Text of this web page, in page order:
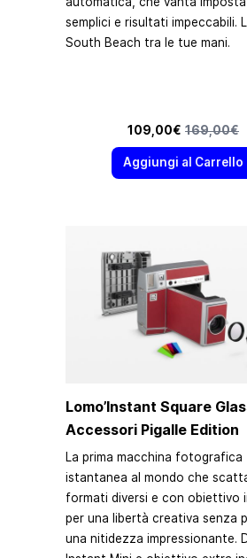
semplici e risultati impeccabili.
South Beach tra le tue mani.
Prezzo speciale
109,00€ Prezzo
169,00€
Aggiungi al Carrello
Lomo’Instant Square
Accessori Pigalle Edition
La prima macchina fotografica
istantanea al mondo che
formati diversi e con obiettivo
per una libertà creativa senza
una nitidezza impressionante.